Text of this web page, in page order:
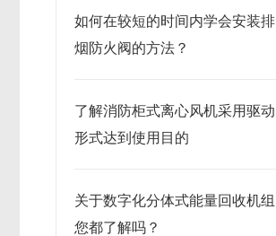
如何在较短的时间内学会安装排
烟防火阀的方法？
了解消防柜式离心风机采用驱动
形式达到使用目的
关于数字化分体式能量回收机组
您都了解吗？